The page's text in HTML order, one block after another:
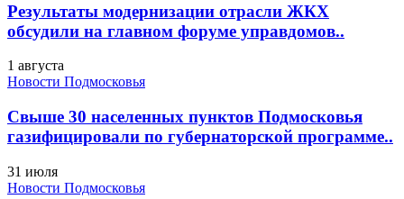
Результаты модернизации отрасли ЖКХ
обсудили на главном форуме управдомов..
1 августа
Новости Подмосковья
Свыше 30 населенных пунктов Подмосковья
газифицировали по губернаторской программе..
31 июля
Новости Подмосковья